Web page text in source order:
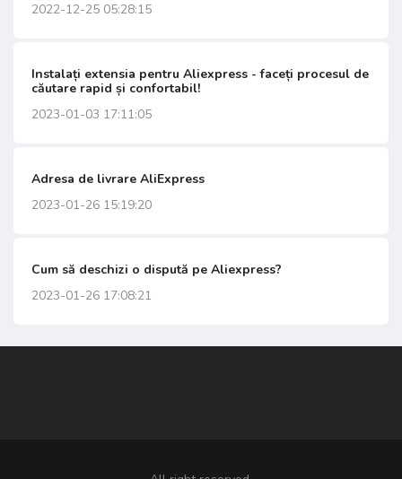
2022-12-25 05:28:15
Instalați extensia pentru Aliexpress - faceți procesul de
căutare rapid și confortabil!
2023-01-03 17:11:05
Adresa de livrare AliExpress
2023-01-26 15:19:20
Cum să deschizi o dispută pe Aliexpress?
2023-01-26 17:08:21